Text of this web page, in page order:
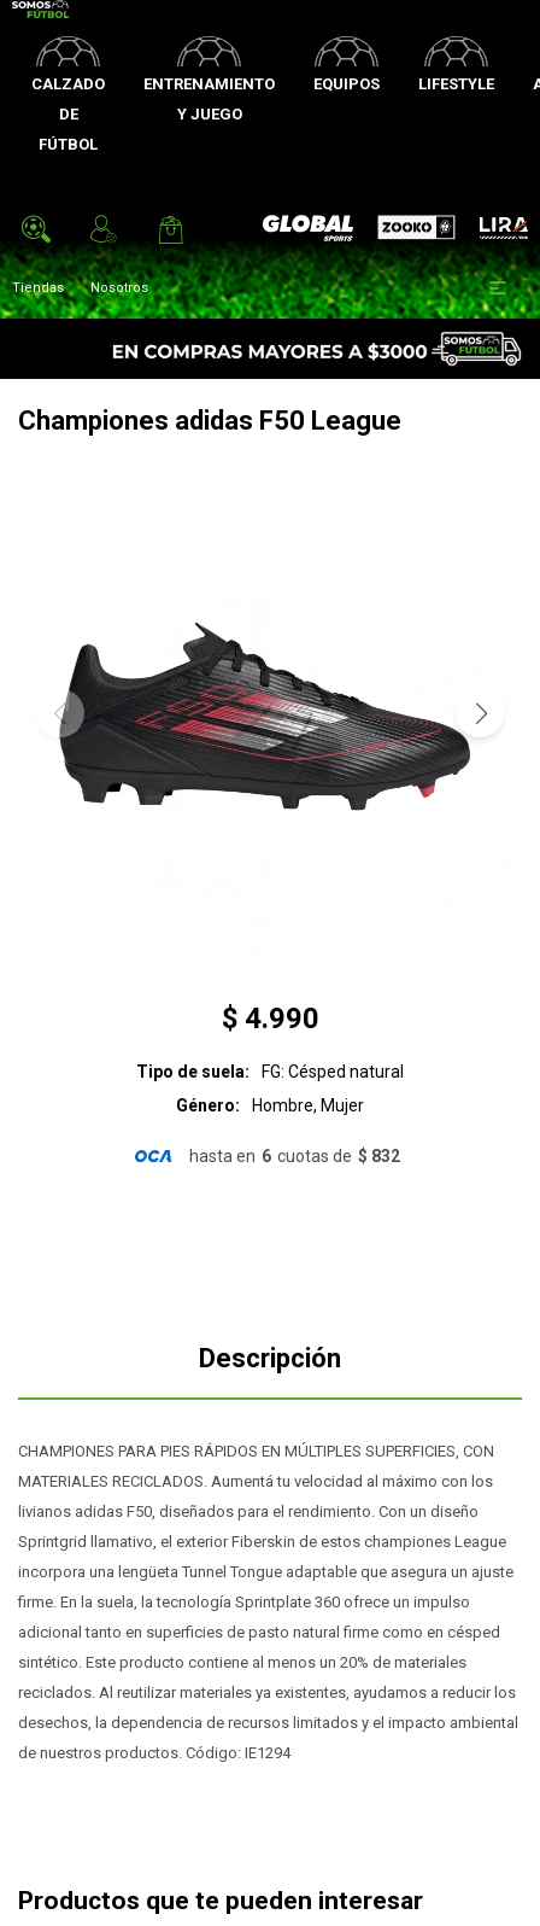
CALZADO
DE
FÚTBOL
ENTRENAMIENTO
Y JUEGO
EQUIPOS LIFESTYLE
Global Sports Zooko Lira
Tiendas Nosotros 
Championes adidas F50 League
$ 4.990
Tipo de suela
FG: Césped natural
Género
Hombre, Mujer
hasta en 6 cuotas de $ 832
Descripción
CHAMPIONES PARA PIES RÁPIDOS EN MÚLTIPLES SUPERFICIES, CON
MATERIALES RECICLADOS. Aumentá tu velocidad al máximo con los
livianos adidas F50, diseñados para el rendimiento. Con un diseño
Sprintgrid llamativo, el exterior Fiberskin de estos championes League
incorpora una lengüeta Tunnel Tongue adaptable que asegura un ajuste
firme. En la suela, la tecnología Sprintplate 360 ofrece un impulso
adicional tanto en superficies de pasto natural firme como en césped
sintético. Este producto contiene al menos un 20% de materiales
reciclados. Al reutilizar materiales ya existentes, ayudamos a reducir los
desechos, la dependencia de recursos limitados y el impacto ambiental
de nuestros productos. Código: IE1294
Productos que te pueden interesar